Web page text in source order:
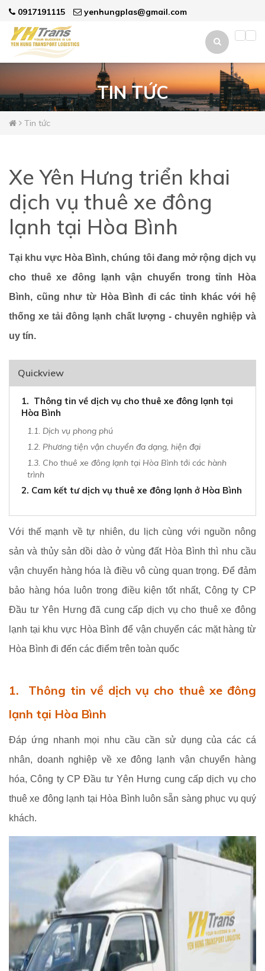
0917191115 yenhungplas@gmail.com
TIN TỨC
Tin tức
Xe Yên Hưng triển khai
dịch vụ thuê xe đông
lạnh tại Hòa Bình
Tại khu vực Hòa Bình, chúng tôi đang mở rộng dịch vụ
cho thuê xe đông lạnh vận chuyển trong tỉnh Hòa
Bình, cũng như từ Hòa Bình đi các tỉnh khác với hệ
thống xe tải đông lạnh chất lượng - chuyên nghiệp và
uy tín.
Quickview
1. Thông tin về dịch vụ cho thuê xe đông lạnh tại
Hòa Bình
1.1. Dịch vụ phong phú
1.2. Phương tiện vận chuyển đa dạng, hiện đại
1.3. Cho thuê xe đông lạnh tại Hòa Bình tới các hành
trình
2. Cam kết tư dịch vụ thuê xe đông lạnh ở Hòa Bình
Với thế mạnh về tự nhiên, du lịch cùng với nguồn nông
sản và thủy sản dồi dào ở vùng đất Hòa Bình thì nhu cầu
vận chuyển hàng hóa là điều vô cùng quan trọng. Để đảm
bảo hàng hóa luôn trong điều kiện tốt nhất, Công ty CP
Đầu tư Yên Hưng đã cung cấp dịch vụ cho thuê xe đông
lạnh tại khu vực Hòa Bình để vận chuyển các mặt hàng từ
Hòa Bình đi đến các điểm trên toàn quốc
1. Thông tin về dịch vụ cho thuê xe đông
lạnh tại Hòa Bình
Đáp ứng nhanh mọi nhu cầu cần sử dụng của các cá
nhân, doanh nghiệp về xe đông lạnh vận chuyển hàng
hóa, Công ty CP Đầu tư Yên Hưng cung cấp dịch vụ cho
thuê xe đông lạnh tại Hòa Bình luôn sẵn sàng phục vụ quý
khách.